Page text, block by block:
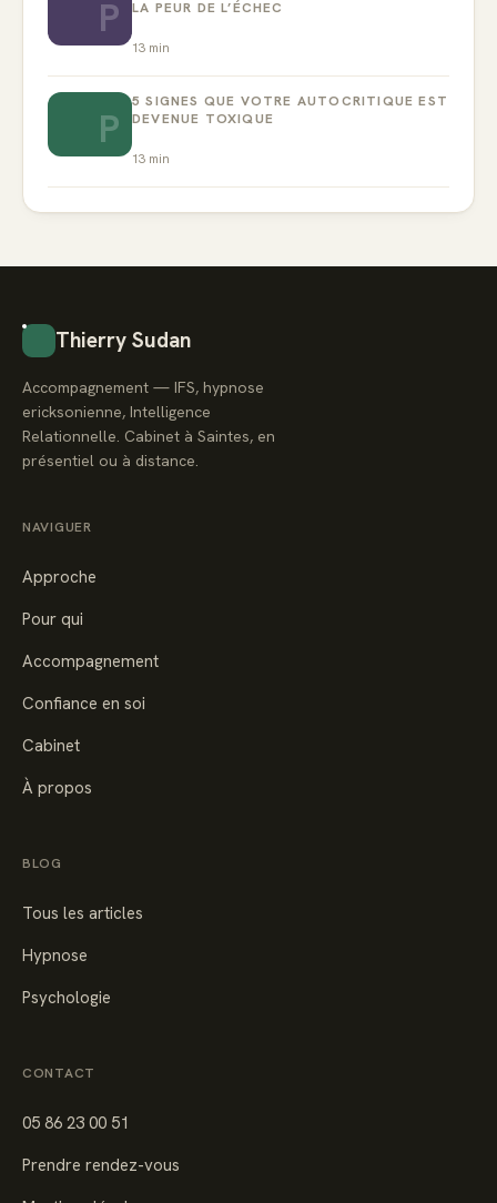
P
LA PEUR DE L’ÉCHEC
13 min
P
5 SIGNES QUE VOTRE AUTOCRITIQUE EST
DEVENUE TOXIQUE
13 min
Thierry Sudan
Accompagnement — IFS, hypnose
ericksonienne, Intelligence
Relationnelle. Cabinet à Saintes, en
présentiel ou à distance.
NAVIGUER
Approche
Pour qui
Accompagnement
Confiance en soi
Cabinet
À propos
BLOG
Tous les articles
Hypnose
Psychologie
CONTACT
05 86 23 00 51
Prendre rendez-vous